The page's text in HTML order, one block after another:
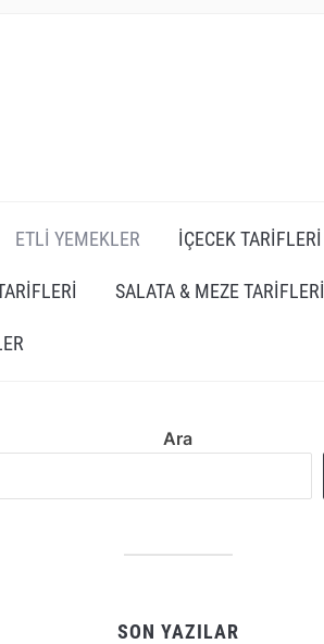
ETLI YEMEKLER İÇECEK TARIFLERI
SALATA & MEZE TARIFLERI
Ara
SON YAZILAR